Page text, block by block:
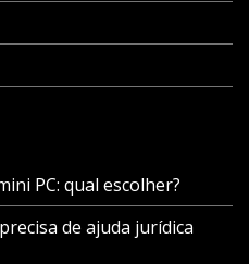
PC: qual escolher?
de ajuda jurídica